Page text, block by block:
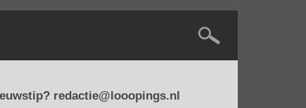
redactie@looopings.nl